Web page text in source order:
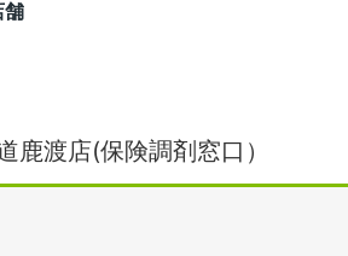
舗
鹿渡店(保険調剤窓口）